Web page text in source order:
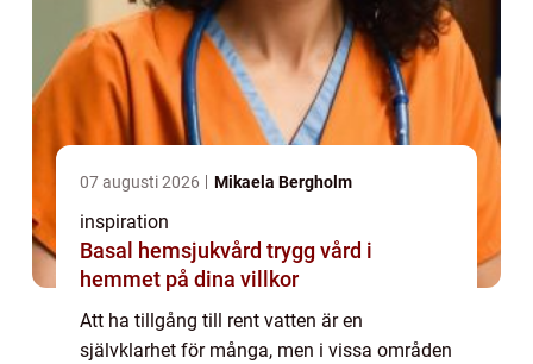
07 augusti 2026 Mikaela Bergholm
inspiration
Basal hemsjukvård trygg vård i
hemmet på dina villkor
Att ha tillgång till rent vatten är en
självklarhet för många, men i vissa områden